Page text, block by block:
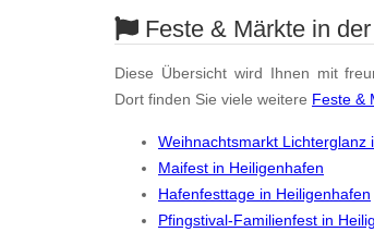
Feste & Märkte in
Diese Übersicht wird Ihnen mit
Dort finden Sie viele weitere Feste &
Weihnachtsmarkt Lichterglanz
Maifest in Heiligenhafen
Hafenfesttage in Heiligenhafen
Pfingstival-Familienfest in